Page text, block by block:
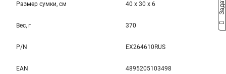
Размер сумки, см 40 x 30 x 6
Вес, г 370
P/N EX264610RUS
EAN 4895205103498